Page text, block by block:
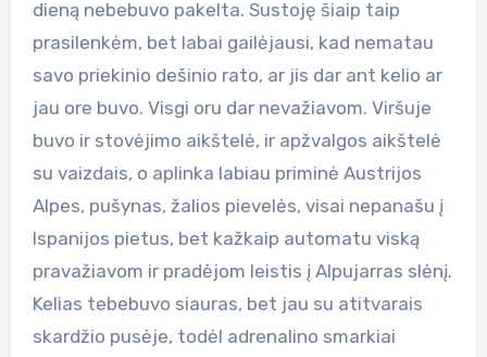
dieną nebebuvo pakelta. Sustoję šiaip taip
prasilenkėm, bet labai gailėjausi, kad nematau
savo priekinio dešinio rato, ar jis dar ant kelio ar
jau ore buvo. Visgi oru dar nevažiavom. Viršuje
buvo ir stovėjimo aikštelė, ir apžvalgos aikštelė
su vaizdais, o aplinka labiau priminė Austrijos
Alpes, pušynas, žalios pievelės, visai nepanašu į
Ispanijos pietus, bet kažkaip automatu viską
pravažiavom ir pradėjom leistis į Alpujarras slėnį.
Kelias tebebuvo siauras, bet jau su atitvarais
skardžio pusėje, todėl adrenalino smarkiai